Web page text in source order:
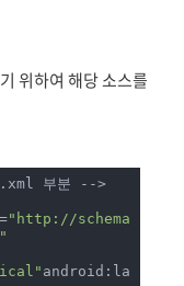
위하여 해당 소스를
부분 -->
"http://schema
android:la